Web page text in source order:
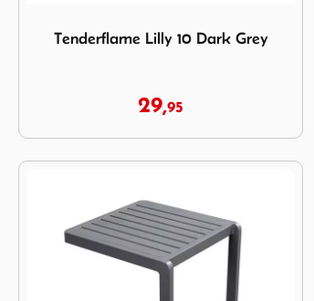
Tenderflame Lilly 10 Dark Grey
29,95